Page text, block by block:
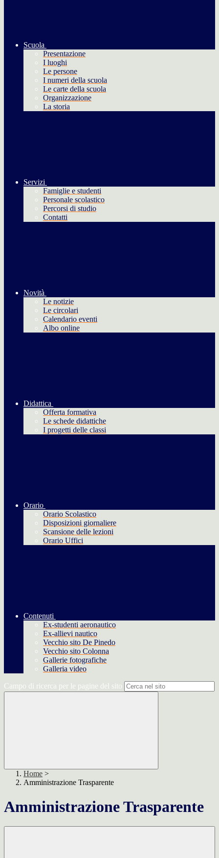
Scuola
Presentazione
I luoghi
Le persone
I numeri della scuola
Le carte della scuola
Organizzazione
La storia
Servizi
Famiglie e studenti
Personale scolastico
Percorsi di studio
Contatti
Novità
Le notizie
Le circolari
Calendario eventi
Albo online
Didattica
Offerta formativa
Le schede didattiche
I progetti delle classi
Orario
Orario Scolastico
Disposizioni giornaliere
Scansione delle lezioni
Orario Uffici
Contenuti
Ex-studenti aeronautico
Ex-allievi nautico
Vecchio sito De Pinedo
Vecchio sito Colonna
Gallerie fotografiche
Galleria video
Campo di ricerca per le pagine del sito
Home >
Amministrazione Trasparente
Amministrazione Trasparente